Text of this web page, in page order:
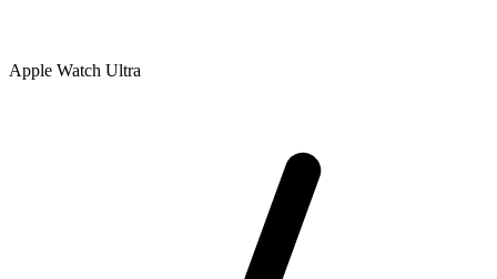
Apple Watch Ultra